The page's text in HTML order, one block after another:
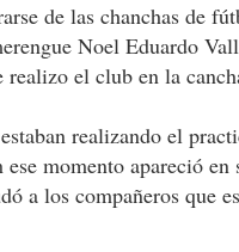
de las chanchas de
Noel Eduardo
realizo el club en la
realizando el
momento apareció
a los compañeros que